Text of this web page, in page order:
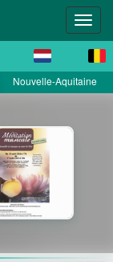
Nouvelle-Aquitaine